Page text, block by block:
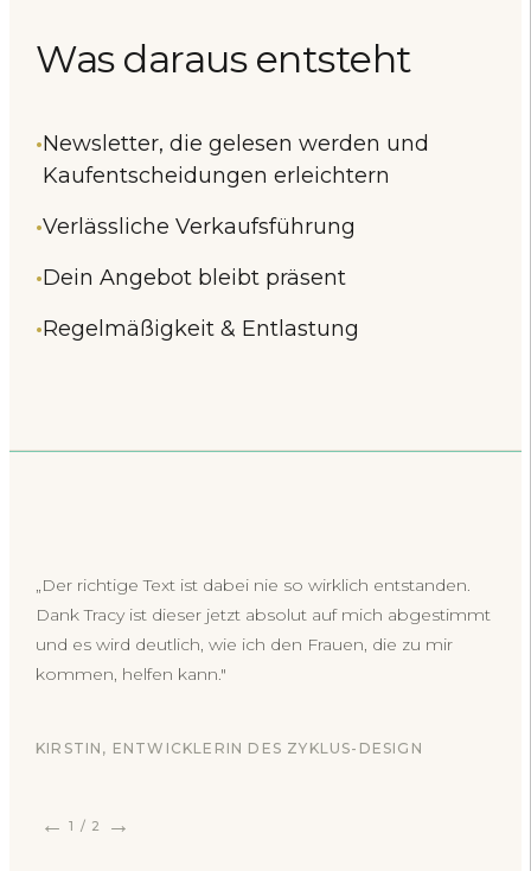
Was daraus entsteht
Newsletter, die gelesen werden und
Kaufentscheidungen erleichtern
Verlässliche Verkaufsführung
Dein Angebot bleibt präsent
Regelmäßigkeit & Entlastung
„Der richtige Text ist dabei nie so wirklich entstanden.
Dank Tracy ist dieser jetzt absolut auf mich abgestimmt
und es wird deutlich, wie ich den Frauen, die zu mir
kommen, helfen kann."
KIRSTIN, ENTWICKLERIN DES ZYKLUS-DESIGN
← 1 / 2 →